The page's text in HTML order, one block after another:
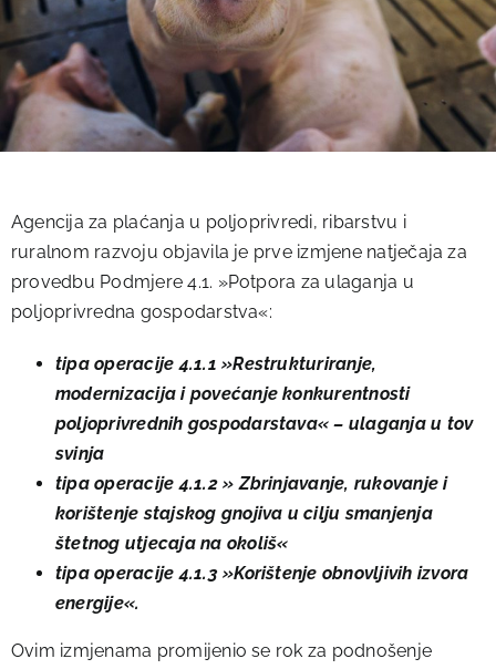
Agencija za plaćanja u poljoprivredi, ribarstvu i
ruralnom razvoju objavila je prve izmjene natječaja za
provedbu Podmjere 4.1. »Potpora za ulaganja u
poljoprivredna gospodarstva«:
tipa operacije 4.1.1 »Restrukturiranje,
modernizacija i povećanje konkurentnosti
poljoprivrednih gospodarstava« – ulaganja u tov
svinja
tipa operacije 4.1.2 » Zbrinjavanje, rukovanje i
korištenje stajskog gnojiva u cilju smanjenja
štetnog utjecaja na okoliš«
tipa operacije 4.1.3 »Korištenje obnovljivih izvora
energije«.
Ovim izmjenama promijenio se rok za podnošenje